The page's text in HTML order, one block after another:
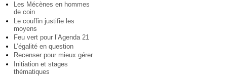
Les Mécènes en hommes
de coin
Le couffin justifie les
moyens
Feu vert pour l’Agenda 21
L’égalité en question
Recenser pour mieux gérer
Initiation et stages
thématiques